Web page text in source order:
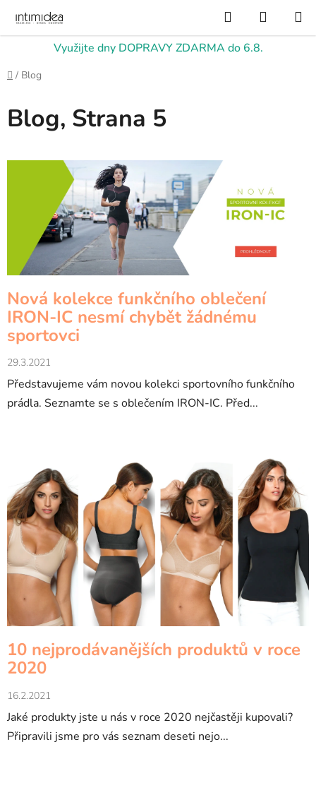
obsah
Využijte dny DOPRAVY ZDARMA do 6.8.
Hledat
KOŠÍK
Domů
/ Blog
Blog, Strana 5
V
n
k
ů
Nová kolekce funkčního oblečení
IRON-IC nesmí chybět žádnému
sportovci
29.3.2021
Představujeme vám novou kolekci sportovního funkčního
prádla. Seznamte se s oblečením IRON-IC. Před...
10 nejprodávanějších produktů v roce
2020
16.2.2021
Jaké produkty jste u nás v roce 2020 nejčastěji kupovali?
Připravili jsme pro vás seznam deseti nejo...